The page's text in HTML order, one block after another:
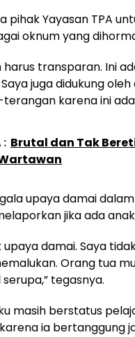
pihak Yayasan TPA
oknum yang
harus transparan. Ini
juga didukung
karena ini
: Brutal dan Tak
upaya damai
jika ada
upaya damai. Saya
Orang tua
tegasnya.
masih berstatus
ia bertanggung